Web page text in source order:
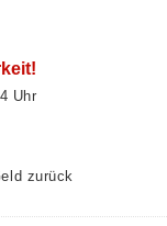
Uhr
zurück